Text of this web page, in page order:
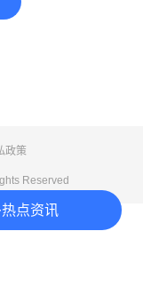
点资讯
政策
Reserved